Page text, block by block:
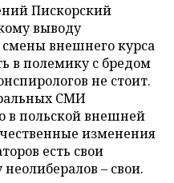
Пискорский
выводу
смены внешнего курса
в полемику c бредом
не стоит.
СМИ
в польской внешней
изменения
есть свои
– свои.